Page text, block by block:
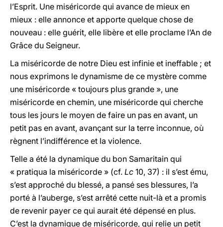
l’Esprit. Une miséricorde qui avance de mieux en
mieux : elle annonce et apporte quelque chose de
nouveau : elle guérit, elle libère et elle proclame l’An de
Grâce du Seigneur.
La miséricorde de notre Dieu est infinie et ineffable ; et
nous exprimons le dynamisme de ce mystère comme
une miséricorde « toujours plus grande », une
miséricorde en chemin, une miséricorde qui cherche
tous les jours le moyen de faire un pas en avant, un
petit pas en avant, avançant sur la terre inconnue, où
règnent l’indifférence et la violence.
Telle a été la dynamique du bon Samaritain qui
« pratiqua la miséricorde » (cf. Lc 10, 37) : il s’est ému,
s’est approché du blessé, a pansé ses blessures, l’a
porté à l’auberge, s’est arrêté cette nuit-là et a promis
de revenir payer ce qui aurait été dépensé en plus.
C’est la dynamique de miséricorde, qui relie un petit